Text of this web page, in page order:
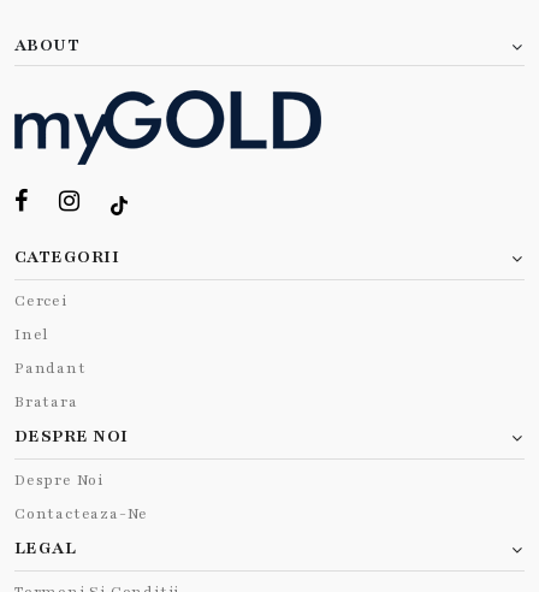
ABOUT
CATEGORII
Cercei
Inel
Pandant
Bratara
DESPRE NOI
Despre Noi
Contacteaza-Ne
LEGAL